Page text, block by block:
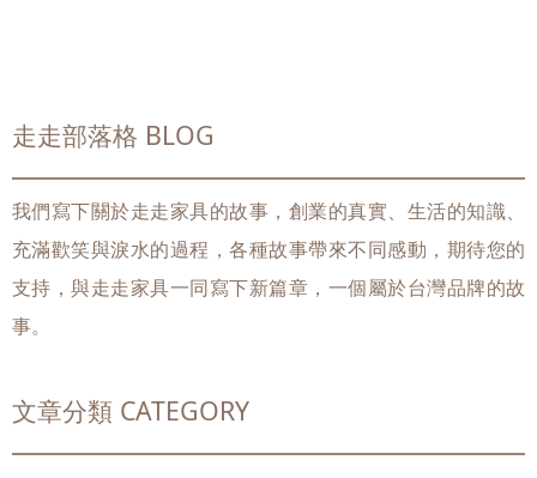
走走部落格 BLOG
我們寫下關於走走家具的故事，創業的真實、生活的知識、
充滿歡笑與淚水的過程，各種故事帶來不同感動，期待您的
支持，與走走家具一同寫下新篇章，一個屬於台灣品牌的故
事。
文章分類 CATEGORY